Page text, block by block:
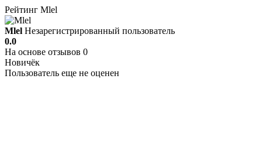
Рейтинг Mlel
Mlel Незарегистрированный пользователь
0.0
На основе отзывов 0
Новичёк
Пользователь еще не оценен